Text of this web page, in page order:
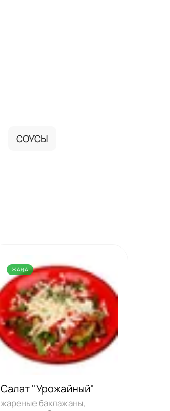
СОУСЫ
ЖАҢА
Салат "Урожайный"
жареные баклажаны,